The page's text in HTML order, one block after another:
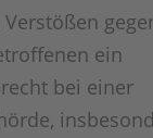
ein
bei einer